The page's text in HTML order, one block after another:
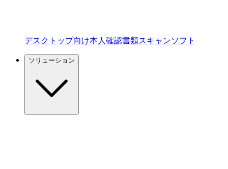
デスクトップ向け本人確認書類スキャンソフト
ソリューション